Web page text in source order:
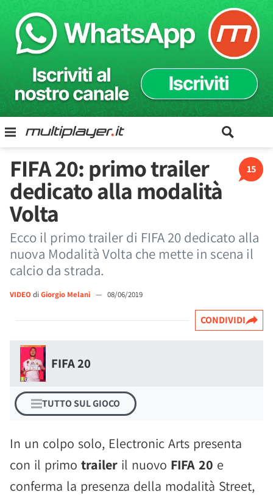
15
FIFA 20: primo trailer
dedicato alla modalità
Volta
Ecco il primo trailer di FIFA 20 dedicato alla
nuova Modalità Volta che mette in scena il
calcio da strada.
VIDEO di Giorgio Melani — 08/06/2019
CONDIVIDI
FIFA 20
TUTTO SUL GIOCO
In un colpo solo, Electronic Arts presenta
con il primo trailer il nuovo FIFA 20 e
conferma la presenza della modalità Street,